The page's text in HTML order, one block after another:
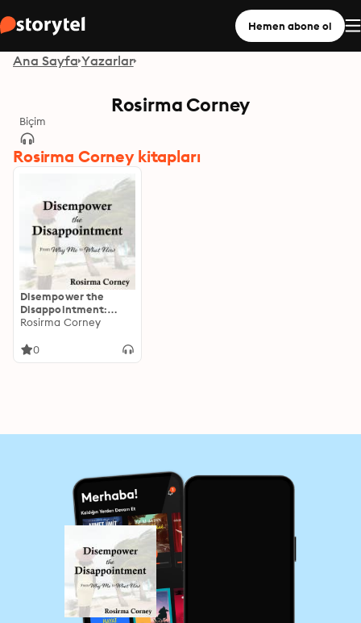
Hemen abone ol
Ana Sayfa Yazarlar
Rosirma Corney
Biçim
Rosirma Corney kitapları
Disempower the
Disappointment:
From Why Me to What
Rosirma Corney
0